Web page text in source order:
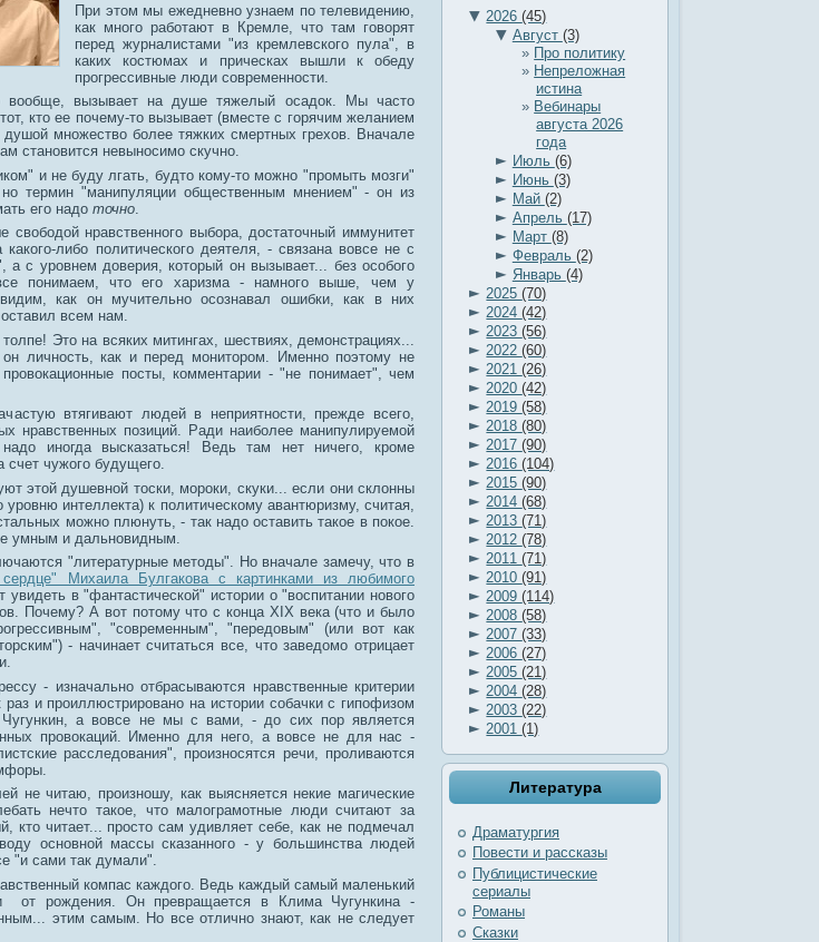
При этом мы ежедневно узнаем по телевидению,
как много работают в Кремле, что там говорят
перед журналистами "из кремлевского пула", в
каких костюмах и прическах вышли к обеду
прогрессивные люди современности.
вообще, вызывает на душе тяжелый осадок. Мы часто
кто ее почему-то вызывает (вместе с горячим желанием
множество более тяжких смертных грехов. Вначале
становится невыносимо скучно.
и не буду лгать, будто кому-то можно "промыть мозги"
термин "манипуляции общественным мнением" - он из
его надо точно
свободой нравственного выбора, достаточный иммунитет
либо политического деятеля, - связана вовсе не с
а с уровнем доверия, который он вызывает... без особого
понимаем, что его харизма - намного выше, чем у
как он мучительно осознавал ошибки, как в них
всем нам.
Это на всяких митингах, шествиях, демонстрациях...
личность, как и перед монитором. Именно поэтому не
посты, комментарии - "не понимает", чем
втягивают людей в неприятности, прежде всего,
нравственных позиций. Ради наиболее манипулируемой
иногда высказаться! Ведь там нет ничего, кроме
счет чужого будущего.
этой душевной тоски, мороки, скуки... если они склонны
интеллекта) к политическому авантюризму, считая,
можно плюнуть, - так надо оставить такое в покое.
умным и дальновидным.
"литературные методы". Но вначале замечу, что в
Михаила Булгакова с картинками из любимого
увидеть в "фантастической" истории о "воспитании нового
Почему? А вот потому что с конца ХIХ века (что и было
"современным", "передовым" (или вот как
- начинает считаться все, что заведомо отрицает
- изначально отбрасываются нравственные критерии
и проиллюстрировано на истории собачки с гипофизом
а вовсе не мы с вами, - до сих пор является
провокаций. Именно для него, а вовсе не для нас -
расследования", произносятся речи, проливаются
читаю, произношу, как выясняется некие магические
нечто такое, что малограмотные люди считают за
кто читает... просто сам удивляет себе, как не подмечал
основной массы сказанного - у большинства людей
"и сами так думали".
компас каждого. Ведь каждый самый маленький
от рождения. Он превращается в Клима Чугункина -
этим самым. Но все отлично знают, как не следует
▼ 2026(45)
▼ Август (3)
Про политику
Непреложная
истина
Вебинары
августа 2026
года
► Июль (6)
► Июнь (3)
► Май (2)
► Апрель (17)
► Март (8)
► Февраль (2)
► Январь (4)
► 2025(70)
► 2024(42)
► 2023(56)
► 2022(60)
► 2021(26)
► 2020(42)
► 2019(58)
► 2018(80)
► 2017(90)
► 2016(104)
► 2015(90)
► 2014(68)
► 2013(71)
► 2012(78)
► 2011(71)
► 2010(91)
► 2009(114)
► 2008(58)
► 2007(33)
► 2006(27)
► 2005(21)
► 2004(28)
► 2003(22)
► 2001(1)
Литература
Драматургия
Повести и рассказы
Публицистические
сериалы
Романы
Сказки